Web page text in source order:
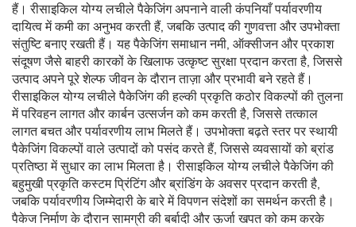
हैं। रीसाइकिल योग्य लचीले पैकेजिंग अपनाने वाली कंपनियाँ पर्यावरणीय
दायित्व में कमी का अनुभव करती हैं, जबकि उत्पाद की गुणवत्ता और उपभोक्ता
संतुष्टि बनाए रखती हैं। यह पैकेजिंग समाधान नमी, ऑक्सीजन और प्रकाश
संदूषण जैसे बाहरी कारकों के खिलाफ उत्कृष्ट सुरक्षा प्रदान करता है, जिससे
उत्पाद अपने पूरे शेल्फ जीवन के दौरान ताज़ा और प्रभावी बने रहते हैं।
रीसाइकिल योग्य लचीले पैकेजिंग की हल्की प्रकृति कठोर विकल्पों की तुलना
में परिवहन लागत और कार्बन उत्सर्जन को कम करती है, जिससे तत्काल
लागत बचत और पर्यावरणीय लाभ मिलते हैं। उपभोक्ता बढ़ते स्तर पर स्थायी
पैकेजिंग विकल्पों वाले उत्पादों को पसंद करते हैं, जिससे व्यवसायों को ब्रांड
प्रतिष्ठा में सुधार का लाभ मिलता है। रीसाइकिल योग्य लचीले पैकेजिंग की
बहुमुखी प्रकृति कस्टम प्रिंटिंग और ब्रांडिंग के अवसर प्रदान करती है,
जबकि पर्यावरणीय जिम्मेदारी के बारे में विपणन संदेशों का समर्थन करती है।
पैकेज निर्माण के दौरान सामग्री की बर्बादी और ऊर्जा खपत को कम करके